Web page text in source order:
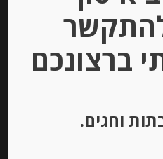
ברצונכם
וחגים.